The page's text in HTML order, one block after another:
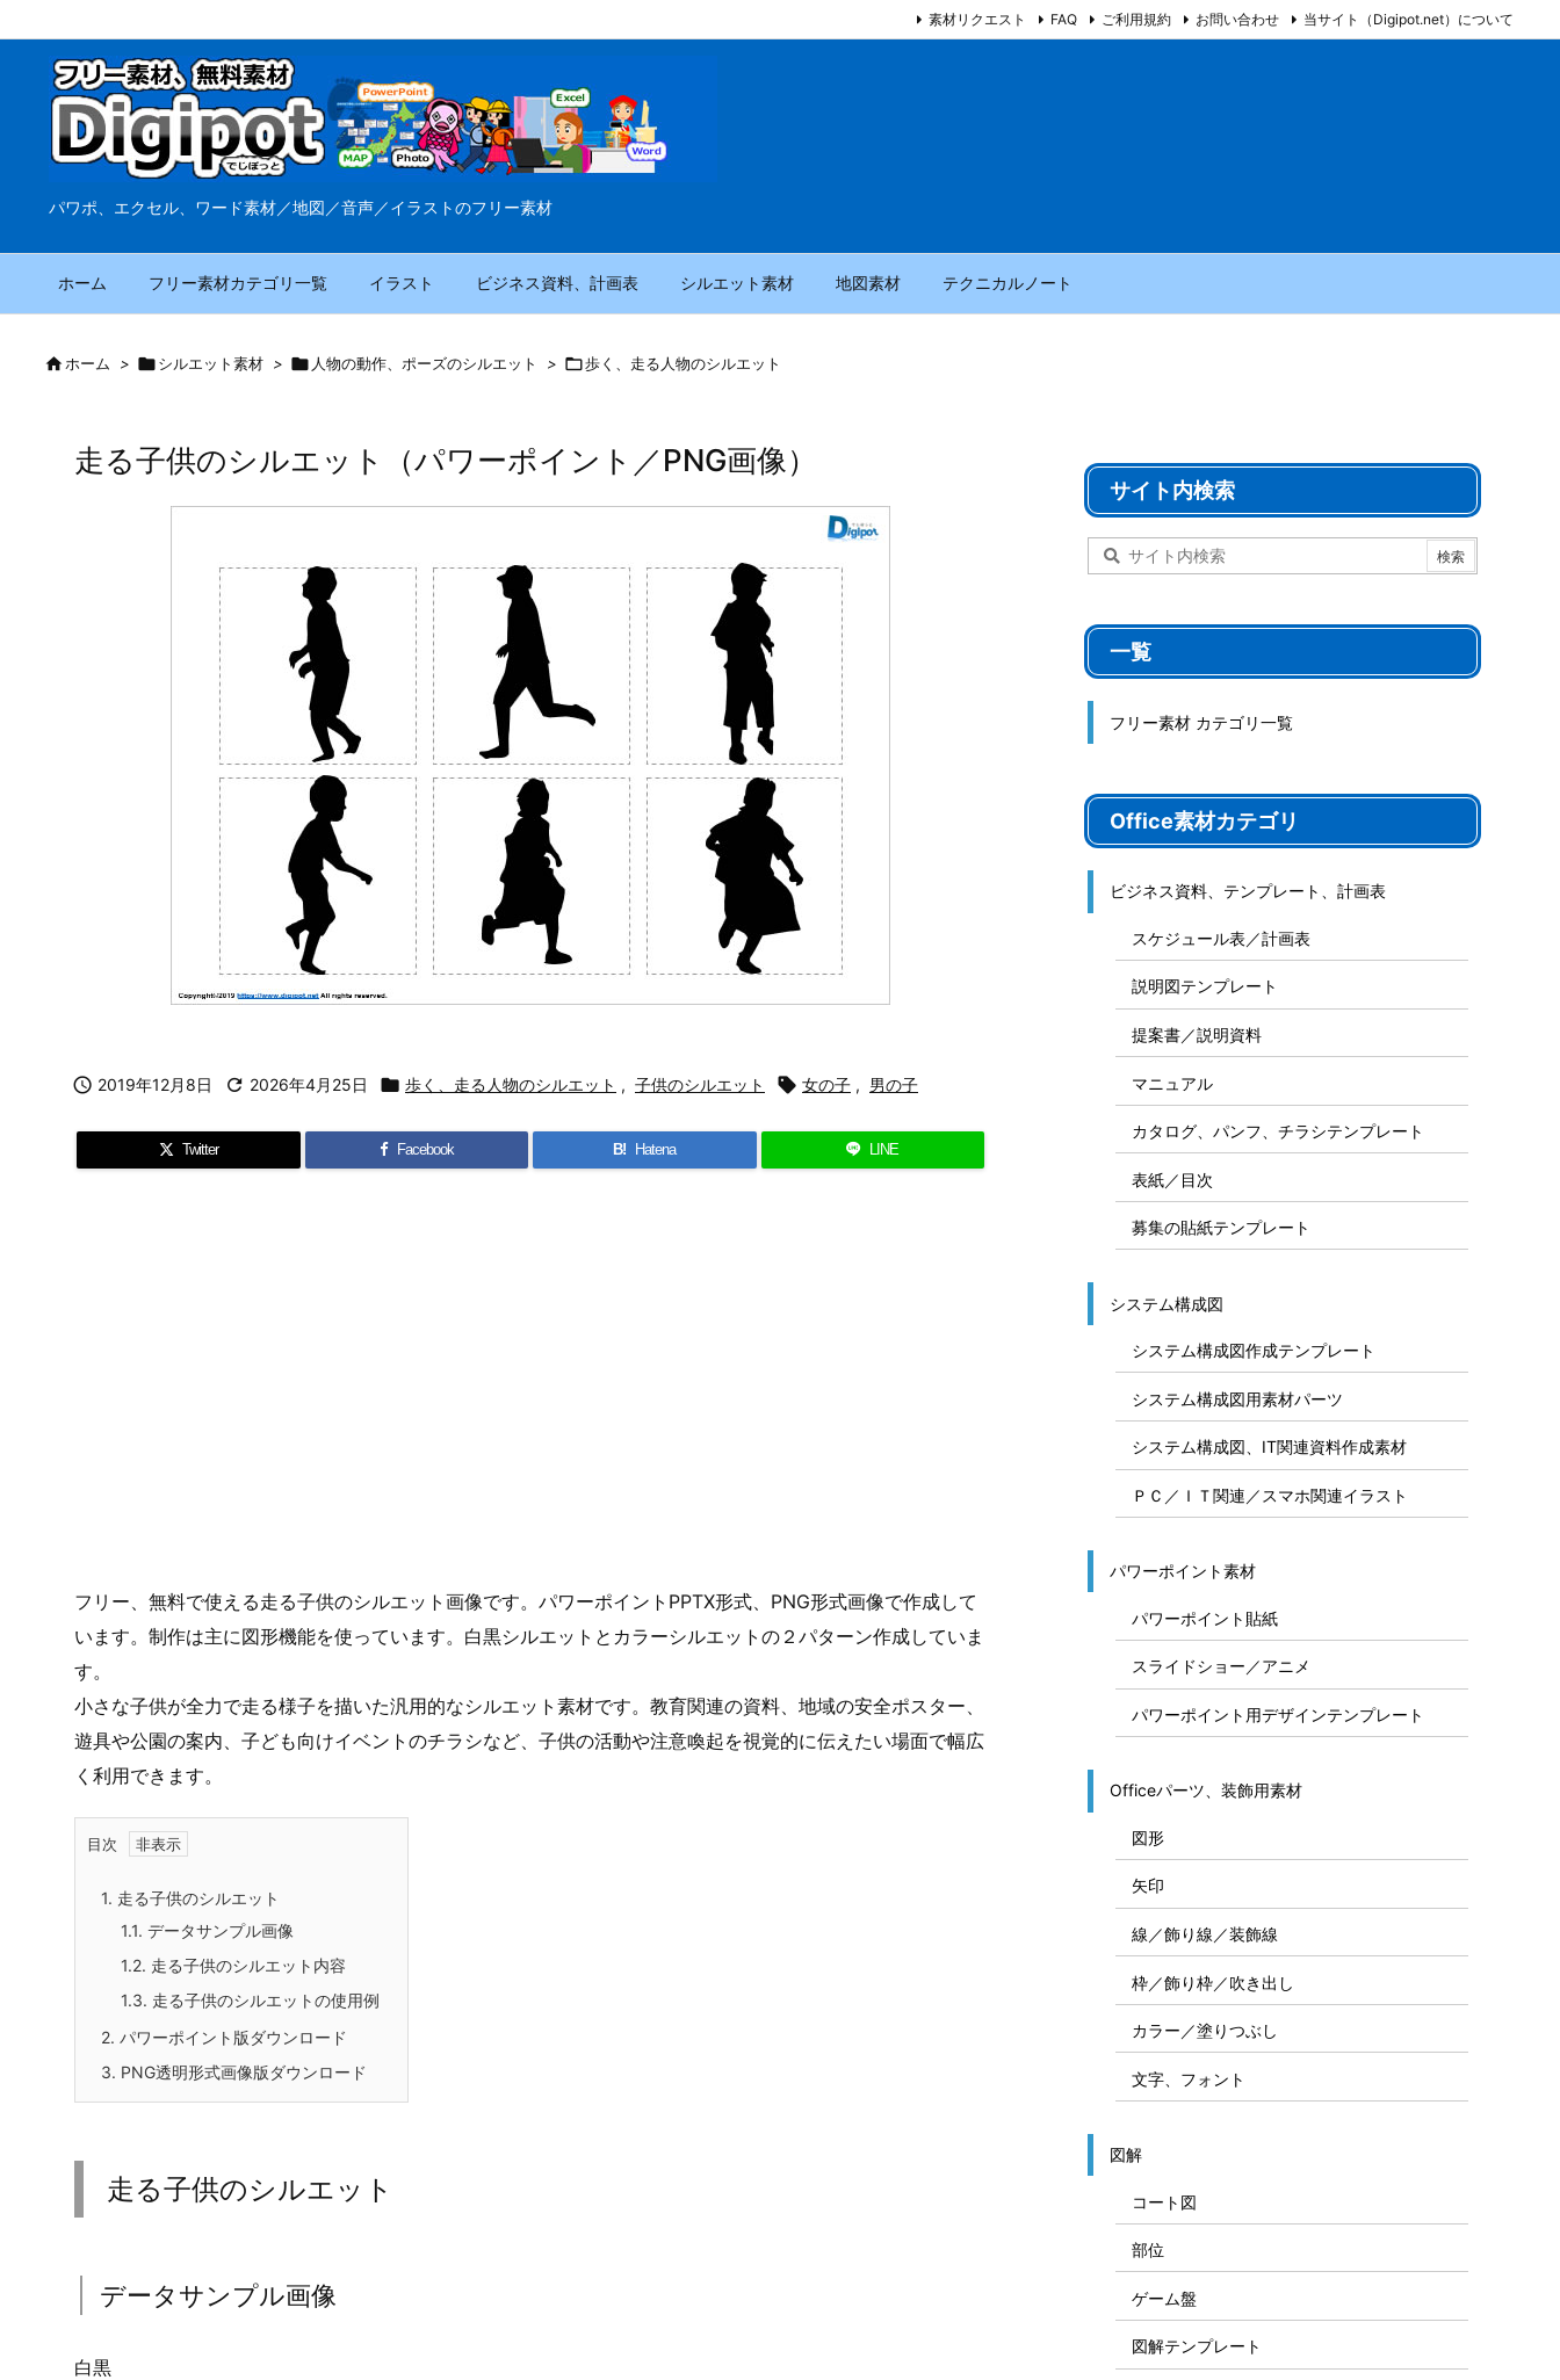
パワポ、エクセル、ワード素材／地図／音声／イラストのフリー素材
ホーム フリー素材カテゴリ一覧 イラスト ビジネス資料、計画表 シルエット素材 地図素材 テクニカルノート
素材リクエスト FAQ ご利用規約 お問い合わせ 当サイト（Digipot.net）について
ホーム > シルエット素材 >  人物の動作、ポーズのシルエット > 歩く、走る人物のシルエット
走る子供のシルエット（パワーポイント／PNG画像）
 2019年12月8日  2026年4月25日  歩く、走る人物のシルエット , 子供のシルエット  女の子 , 男の子
Twitter Facebook B! Hatena LINE
フリー、無料で使える走る子供のシルエット画像です。パワーポイントPPTX形式、PNG形式画像で作成して
います。制作は主に図形機能を使っています。白黒シルエットとカラーシルエットの２パターン作成していま
す。
小さな子供が全力で走る様子を描いた汎用的なシルエット素材です。教育関連の資料、地域の安全ポスター、
遊具や公園の案内、子ども向けイベントのチラシなど、子供の活動や注意喚起を視覚的に伝えたい場面で幅広
く利用できます。
目次
1. 走る子供のシルエット
1.1. データサンプル画像
1.2. 走る子供のシルエット内容
1.3. 走る子供のシルエットの使用例
2. パワーポイント版ダウンロード
3. PNG透明形式画像版ダウンロード
走る子供のシルエット
データサンプル画像
白黒
サイト内検索
一覧
フリー素材 カテゴリ一覧
Office素材カテゴリ
ビジネス資料、テンプレート、計画表
スケジュール表／計画表
説明図テンプレート
提案書／説明資料
マニュアル
カタログ、パンフ、チラシテンプレート
表紙／目次
募集の貼紙テンプレート
システム構成図
システム構成図作成テンプレート
システム構成図用素材パーツ
システム構成図、IT関連資料作成素材
ＰＣ／ＩＴ関連／スマホ関連イラスト
パワーポイント素材
パワーポイント貼紙
スライドショー／アニメ
パワーポイント用デザインテンプレート
Officeパーツ、装飾用素材
図形
矢印
線／飾り線／装飾線
枠／飾り枠／吹き出し
カラー／塗りつぶし
文字、フォント
図解
コート図
部位
ゲーム盤
図解テンプレート